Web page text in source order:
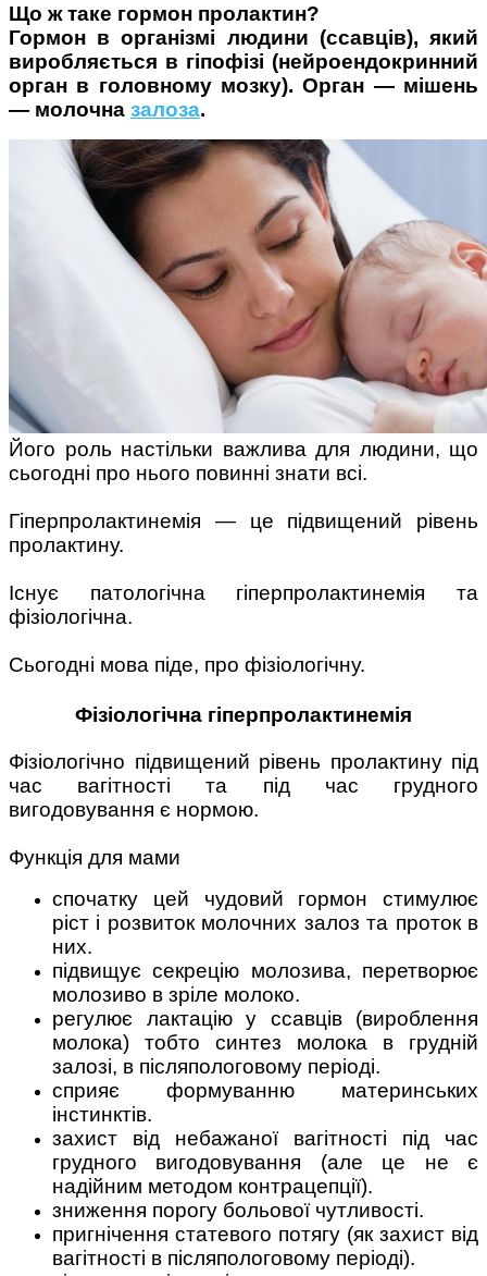
Материнське вигорання: як
Як підготувати дитину до
навчального року? Поради
особистісний розвиток в
декреті
мам, яка вона - мамаWOW
Що ж таке гормон пролактин?
Гормон в організмі людини (ссавців), який
виробляється в гіпофізі (нейроендокринний
орган в головному мозку). Орган — мішень
— молочна залоза.
Його роль настільки важлива для людини, що
сьогодні про нього повинні знати всі.
Гіперпролактинемія — це підвищений рівень
пролактину.
Існує патологічна гіперпролактинемія та
фізіологічна.
Сьогодні мова піде, про фізіологічну.
Фізіологічна гіперпролактинемія
Фізіологічно підвищений рівень пролактину під
час вагітності та під час грудного
вигодовування є нормою.
Функція для мами
спочатку цей чудовий гормон стимулює
ріст і розвиток молочних залоз та проток в
них.
підвищує секрецію молозива, перетворює
молозиво в зріле молоко.
регулює лактацію у ссавців (вироблення
молока) тобто синтез молока в грудній
залозі, в післяпологовому періоді.
сприяє формуванню материнських
інстинктів.
захист від небажаної вагітності під час
грудного вигодовування (але це не є
надійним методом контрацепції).
зниження порогу больової чутливості.
пригнічення статевого потягу (як захист від
вагітності в післяпологовому періоді).